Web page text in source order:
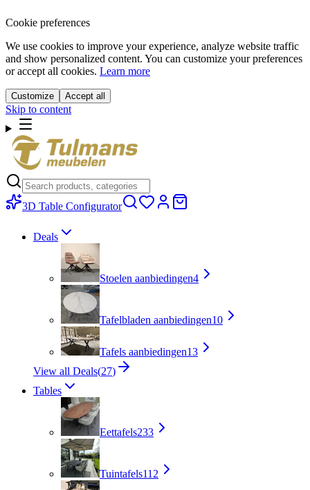
Cookie preferences
We use cookies to improve your experience, analyze website traffic
and show personalized content. You can customize your preferences
or accept all cookies. Learn more
Customize Accept all
Skip to content
3D Table Configurator
Deals
Stoelen aanbiedingen4
Tafelbladen aanbiedingen10
Tafels aanbiedingen13
View all Deals(27)
Tables
Eettafels233
Tuintafels112